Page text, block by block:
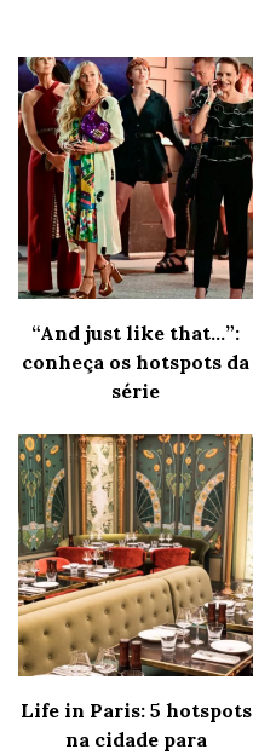
“And just like that…”:
conheça os hotspots da
série
Life in Paris: 5 hotspots
na cidade para